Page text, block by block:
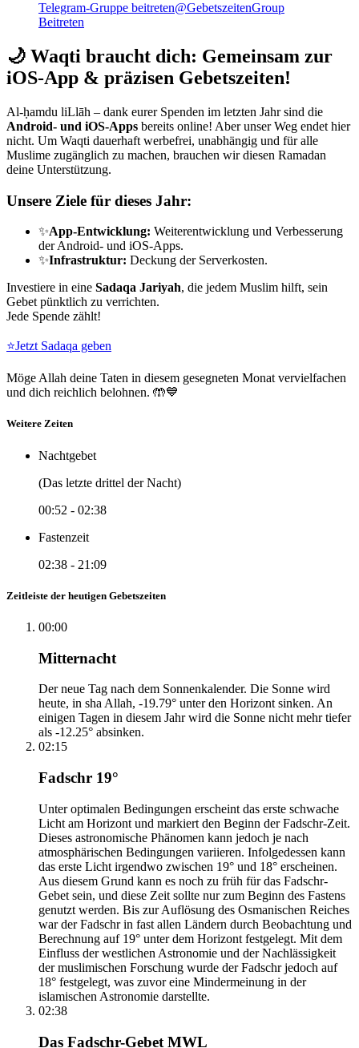
Telegram-Gruppe beitreten@GebetszeitenGroup
Beitreten
🌙 Waqti braucht dich: Gemeinsam zur
iOS-App & präzisen Gebetszeiten!
Al-ḥamdu liLlāh – dank eurer Spenden im letzten Jahr sind die
Android- und iOS-Apps bereits online! Aber unser Weg endet hier
nicht. Um Waqti dauerhaft werbefrei, unabhängig und für alle
Muslime zugänglich zu machen, brauchen wir diesen Ramadan
deine Unterstützung.
Unsere Ziele für dieses Jahr:
✨App-Entwicklung: Weiterentwicklung und Verbesserung
der Android- und iOS-Apps.
✨Infrastruktur: Deckung der Serverkosten.
Investiere in eine Sadaqa Jariyah, die jedem Muslim hilft, sein
Gebet pünktlich zu verrichten.
Jede Spende zählt!
⭐Jetzt Sadaqa geben
Möge Allah deine Taten in diesem gesegneten Monat vervielfachen
und dich reichlich belohnen. 🤲💙
Weitere Zeiten
Nachtgebet
(Das letzte drittel der Nacht)
00:52 - 02:38
Fastenzeit
02:38 - 21:09
Zeitleiste der heutigen Gebetszeiten
00:00
Mitternacht
Der neue Tag nach dem Sonnenkalender. Die Sonne wird
heute, in sha Allah, -19.79° unter den Horizont sinken. An
einigen Tagen in diesem Jahr wird die Sonne nicht mehr tiefer
als -12.25° absinken.
02:15
Fadschr 19°
Unter optimalen Bedingungen erscheint das erste schwache
Licht am Horizont und markiert den Beginn der Fadschr-Zeit.
Dieses astronomische Phänomen kann jedoch je nach
atmosphärischen Bedingungen variieren. Infolgedessen kann
das erste Licht irgendwo zwischen 19° und 18° erscheinen.
Aus diesem Grund kann es noch zu früh für das Fadschr-
Gebet sein, und diese Zeit sollte nur zum Beginn des Fastens
genutzt werden. Bis zur Auflösung des Osmanischen Reiches
war der Fadschr in fast allen Ländern durch Beobachtung und
Berechnung auf 19° unter dem Horizont festgelegt. Mit dem
Einfluss der westlichen Astronomie und der Nachlässigkeit
der muslimischen Forschung wurde der Fadschr jedoch auf
18° festgelegt, was zuvor eine Mindermeinung in der
islamischen Astronomie darstellte.
02:38
Das Fadschr-Gebet MWL